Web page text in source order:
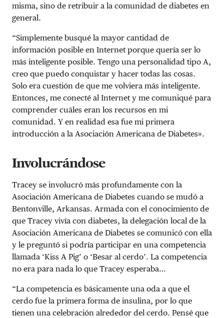
misma, sino de retribuir a la comunidad de diabetes en
general.
“Simplemente busqué la mayor cantidad de
información posible en Internet porque quería ser lo
más inteligente posible. Tengo una personalidad tipo A,
creo que puedo conquistar y hacer todas las cosas.
Solo era cuestión de que me volviera más inteligente.
Entonces, me conecté al Internet y me comuniqué para
comprender cuáles eran los recursos en mi
comunidad. Y en realidad esa fue mi primera
introducción a la Asociación Americana de Diabetes».
Involucrándose
Tracey se involucró más profundamente con la
Asociación Americana de Diabetes cuando se mudó a
Bentonville, Arkansas. Armada con el conocimiento de
que Tracey vivía con diabetes, la delegación local de la
Asociación Americana de Diabetes se comunicó con ella
y le preguntó si podría participar en una competencia
llamada ‘Kiss A Pig’ o ‘Besar al cerdo’. La competencia
no era para nada lo que Tracey esperaba…
“La competencia es básicamente una oda a que el
cerdo fue la primera forma de insulina, por lo que
tienen una celebración alrededor del cerdo. Pensé que